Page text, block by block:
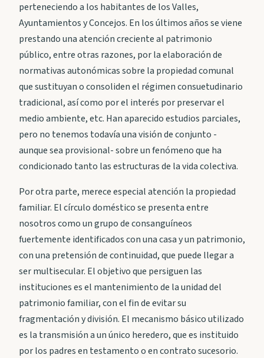
perteneciendo a los habitantes de los Valles,
Ayuntamientos y Concejos. En los últimos años se viene
prestando una atención creciente al patrimonio
público, entre otras razones, por la elaboración de
normativas autonómicas sobre la propiedad comunal
que sustituyan o consoliden el régimen consuetudinario
tradicional, así como por el interés por preservar el
medio ambiente, etc. Han aparecido estudios parciales,
pero no tenemos todavía una visión de conjunto -
aunque sea provisional- sobre un fenómeno que ha
condicionado tanto las estructuras de la vida colectiva.
Por otra parte, merece especial atención la propiedad
familiar. El círculo doméstico se presenta entre
nosotros como un grupo de consanguíneos
fuertemente identificados con una casa y un patrimonio,
con una pretensión de continuidad, que puede llegar a
ser multisecular. El objetivo que persiguen las
instituciones es el mantenimiento de la unidad del
patrimonio familiar, con el fin de evitar su
fragmentación y división. El mecanismo básico utilizado
es la transmisión a un único heredero, que es instituido
por los padres en testamento o en contrato sucesorio.